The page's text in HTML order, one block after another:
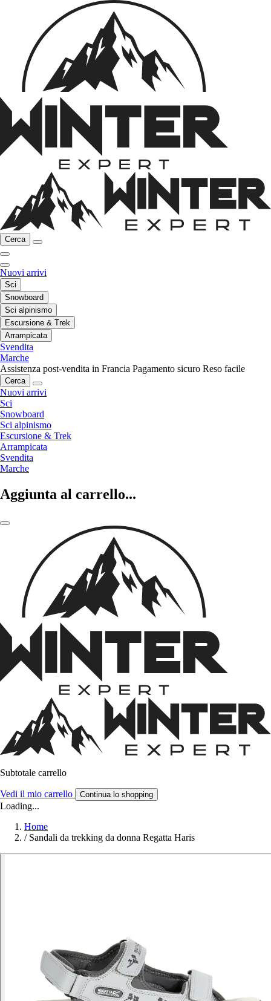
Cerca
Nuovi arrivi
Sci
Snowboard
Sci alpinismo
Escursione & Trek
Arrampicata
Svendita
Marche
Assistenza post-vendita in Francia Pagamento sicuro Reso facile
Cerca
Nuovi arrivi
Sci
Snowboard
Sci alpinismo
Escursione & Trek
Arrampicata
Svendita
Marche
Aggiunta al carrello...
Subtotale carrello
Vedi il mio carrello Continua lo shopping
Loading...
Home
/ Sandali da trekking da donna Regatta Haris